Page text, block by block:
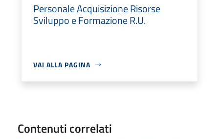
Personale Acquisizione Risorse
Sviluppo e Formazione R.U.
VAI ALLA PAGINA
Contenuti correlati